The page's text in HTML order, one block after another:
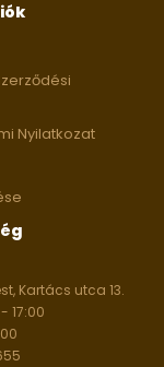
Nyilatkozat
Kartács utca 13.
17:00